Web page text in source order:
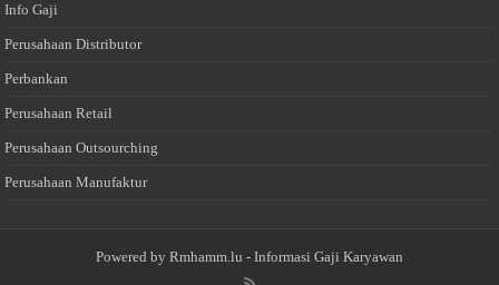
Info Gaji
Perusahaan Distributor
Perbankan
Perusahaan Retail
Perusahaan Outsourching
Perusahaan Manufaktur
Powered by Rmhamm.lu - Informasi Gaji Karyawan